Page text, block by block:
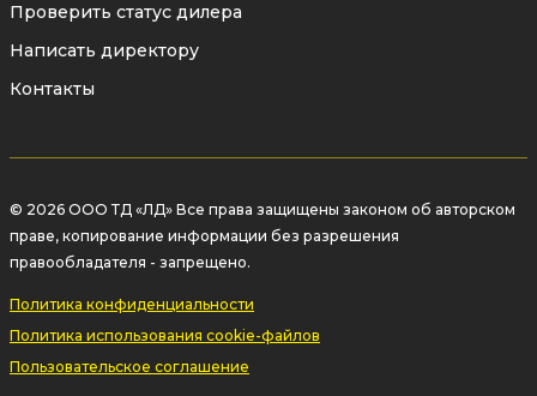
корпуса при эксплуатации в различных
климатических условиях.
доступен по индивидуальному QR-коду,
нанесенному на изделие.
Индивидуальная упаковка
защищает изделие при
транспортировке и хранении.
Проверить статус дилера
Написать директору
Контакты
© 2026 ООО ТД «ЛД» Все права защищены законом об авторском
праве, копирование информации без разрешения
правообладателя - запрещено.
Политика конфиденциальности
Политика использования cookie-файлов
Пользовательское соглашение